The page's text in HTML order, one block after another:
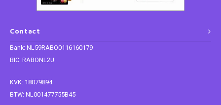
Contact
Bank: NL59RABO0116160179
BIC: RABONL2U
KVK: 18079894
BTW: NL001477755B45